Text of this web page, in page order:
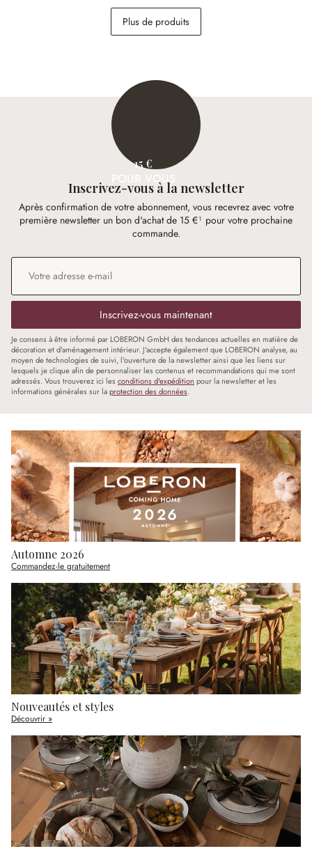
Housse de coussin
Carroll
Plus de produits
15 €
POUR VOUS
Inscrivez-vous à la newsletter
Après confirmation de votre abonnement, vous recevrez avec votre
première newsletter un bon d'achat de 15 €¹ pour votre prochaine
commande.
Adresse e-mail
Inscrivez-vous maintenant
Je consens à être informé par LOBERON GmbH des tendances actuelles en matière de
décoration et d'aménagement intérieur. J'accepte également que LOBERON analyse, au
moyen de technologies de suivi, l'ouverture de la newsletter ainsi que les liens sur
lesquels je clique afin de personnaliser les contenus et recommandations qui me sont
adressés. Vous trouverez ici les conditions d'expédition pour la newsletter et les
informations générales sur laprotection des données.
Automne 2026
Commandez-le gratuitement
Nouveautés et styles
Découvrir »